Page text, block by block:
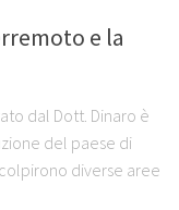
e la
dal Dott. Dinaro è
del paese di
diverse aree